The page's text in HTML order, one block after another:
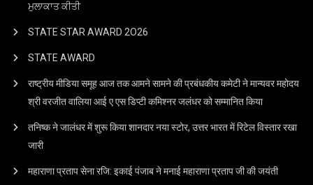
ਮੁਲਾਕਾਤ ਕੀਤੀ
STATE STAR AWARD 2O26
STATE AWARD
राष्ट्रीय मीडिया समूह आज तक आमने सामने की प्रबंधकीय कमेटी ने मान्यवर महोदय
श्री वरजीत वालिया आई ए एस डिप्टी कमिश्नर जलंधर को सम्मानित किया
तनिष्क ने जालंधर में शुरू किया शानदार नया स्टोर, उत्तर भारत में रिटेल विस्तार रखा
जारी
महाराणा प्रताप सेना रजि: इकाई पंजाब ने मनाई महाराणा प्रताप जी की जयंती